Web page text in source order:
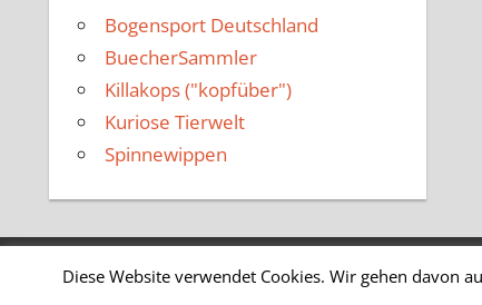
Bogensport Deutschland
BuecherSammler
Killakops ("kopfüber")
Kuriose Tierwelt
Spinnewippen
WordPress-Theme: Tortuga von ThemeZee.
Diese Website verwendet Cookies. Wir gehen davon